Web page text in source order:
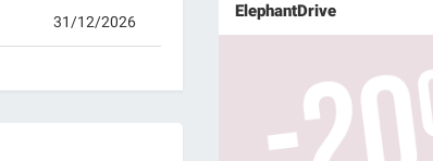
31/12/2026
ElephantDrive